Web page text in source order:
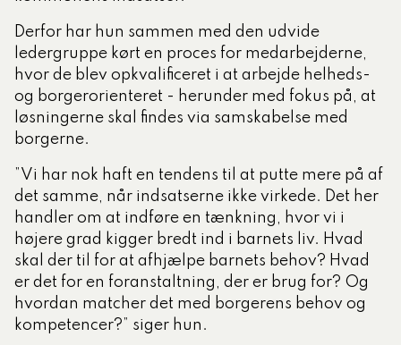
Derfor har hun sammen med den udvide
ledergruppe kørt en proces for medarbejderne,
hvor de blev opkvalificeret i at arbejde helheds-
og borgerorienteret - herunder med fokus på, at
løsningerne skal findes via samskabelse med
borgerne.
”Vi har nok haft en tendens til at putte mere på af
det samme, når indsatserne ikke virkede. Det her
handler om at indføre en tænkning, hvor vi i
højere grad kigger bredt ind i barnets liv. Hvad
skal der til for at afhjælpe barnets behov? Hvad
er det for en foranstaltning, der er brug for? Og
hvordan matcher det med borgerens behov og
kompetencer?” siger hun.